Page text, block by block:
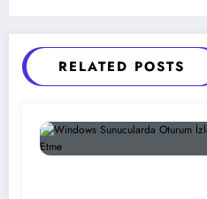
RELATED POSTS